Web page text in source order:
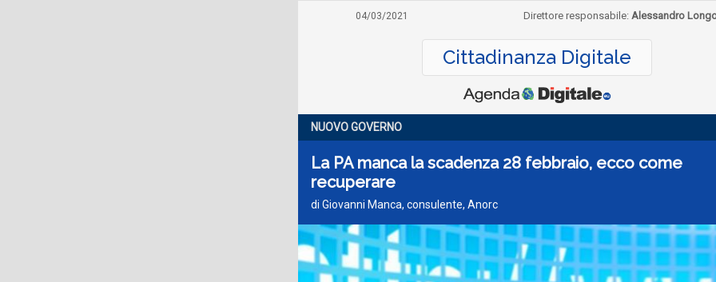
04/03/2021 Direttore responsabile: Alessandro
Cittadinanza Digitale
NUOVO GOVERNO
La PA manca la scadenza 28 febbraio, ecco come
recuperare
di Giovanni Manca, consulente, Anorc